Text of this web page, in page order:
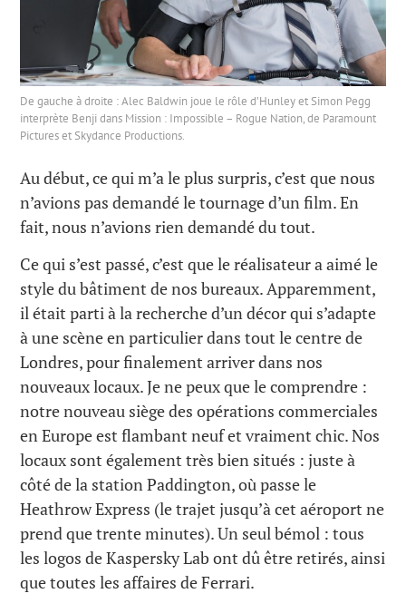
De gauche à droite : Alec Baldwin joue le rôle d’Hunley et Simon Pegg
interprète Benji dans Mission : Impossible – Rogue Nation, de Paramount
Pictures et Skydance Productions.
Au début, ce qui m’a le plus surpris, c’est que nous
n’avions pas demandé le tournage d’un film. En
fait, nous n’avions rien demandé du tout.
Ce qui s’est passé, c’est que le réalisateur a aimé le
style du bâtiment de nos bureaux. Apparemment,
il était parti à la recherche d’un décor qui s’adapte
à une scène en particulier dans tout le centre de
Londres, pour finalement arriver dans nos
nouveaux locaux. Je ne peux que le comprendre :
notre nouveau siège des opérations commerciales
en Europe est flambant neuf et vraiment chic. Nos
locaux sont également très bien situés : juste à
côté de la station Paddington, où passe le
Heathrow Express (le trajet jusqu’à cet aéroport ne
prend que trente minutes). Un seul bémol : tous
les logos de Kaspersky Lab ont dû être retirés, ainsi
que toutes les affaires de Ferrari.